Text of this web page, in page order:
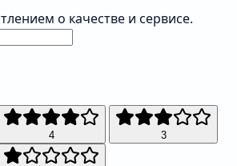
о качестве и сервисе.
4 3